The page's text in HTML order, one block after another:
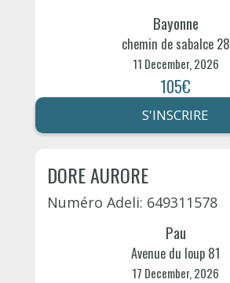
Bayonne
chemin de sabalce 28
11 December, 2026
105€
S'INSCRIRE
DORE AURORE
Numéro Adeli: 649311578
Pau
Avenue du loup 81
17 December, 2026